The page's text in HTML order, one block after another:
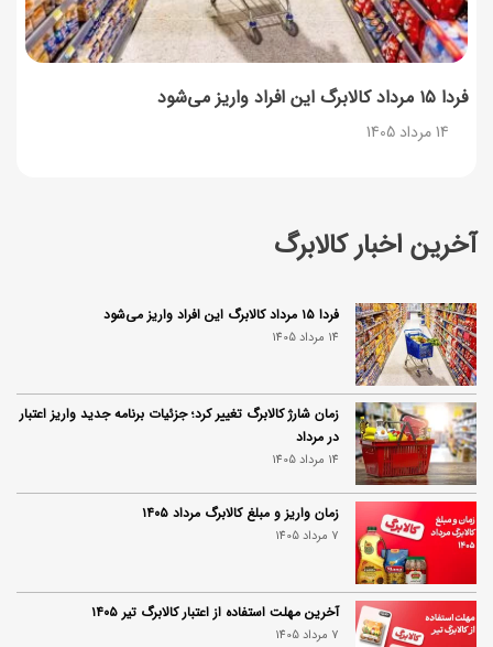
آخرین اخبار کالابرگ
فردا ۱۵ مرداد کالابرگ این افراد واریز می‌شود
14 مرداد 1405
زمان شارژ کالابرگ تغییر کرد؛ جزئیات برنامه جدید واریز اعتبار
در مرداد
14 مرداد 1405
زمان واریز و مبلغ کالابرگ مرداد ۱۴۰۵
7 مرداد 1405
آخرین مهلت استفاده از اعتبار کالابرگ تیر ۱۴۰۵
7 مرداد 1405
فردا ۱۵ مرداد کالابرگ این افراد واریز می‌شود
14 مرداد 1405